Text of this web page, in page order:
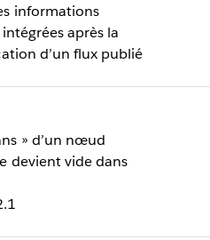
informations
après la
d’un flux publié
» d’un nœud
devient vide dans